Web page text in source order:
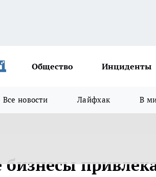
Общество Инциденты
Все новости Лайфхак В
бизнесы